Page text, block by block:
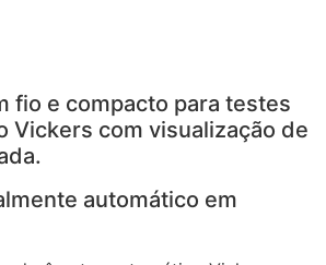
fio e compacto para testes
Vickers com visualização de
automático em